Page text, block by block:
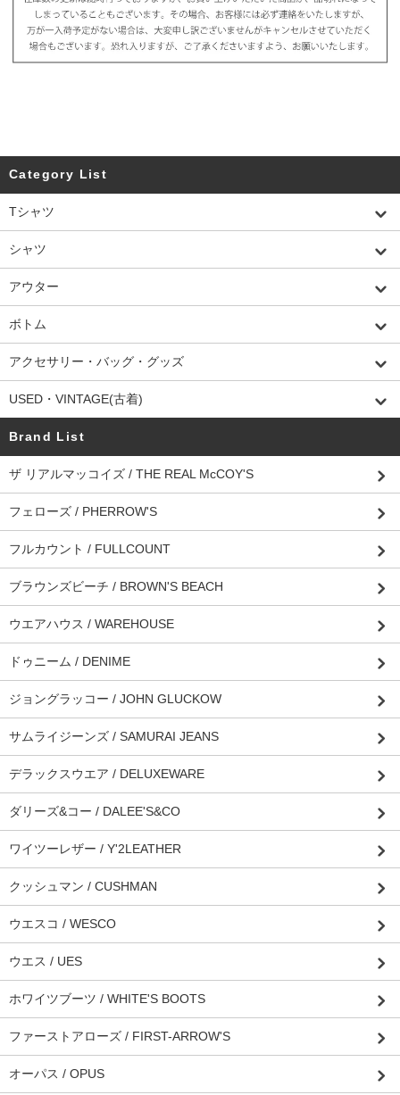
Category List
Tシャツ
シャツ
アウター
ボトム
アクセサリー・バッグ・グッズ
USED・VINTAGE(古着)
Brand List
ザ リアルマッコイズ / THE REAL McCOY'S
フェローズ / PHERROW'S
フルカウント / FULLCOUNT
ブラウンズビーチ / BROWN'S BEACH
ウエアハウス / WAREHOUSE
ドゥニーム / DENIME
ジョングラッコー / JOHN GLUCKOW
サムライジーンズ / SAMURAI JEANS
デラックスウエア / DELUXEWARE
ダリーズ&コー / DALEE'S&CO
ワイツーレザー / Y'2LEATHER
クッシュマン / CUSHMAN
ウエスコ / WESCO
ウエス / UES
ホワイツブーツ / WHITE'S BOOTS
ファーストアローズ / FIRST-ARROW'S
オーパス / OPUS